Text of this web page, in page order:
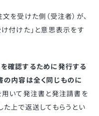
を受けた側（受注者）が、
付けた」と意思表示をす
確認するために発行する
の内容は全く同じものに
いて発注書と発注請書を
上で返送してもらうとい